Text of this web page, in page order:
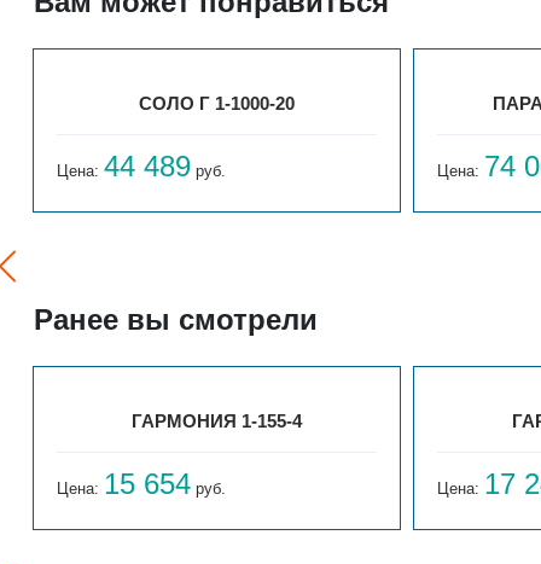
СОЛО Г 1-1000-20
Цена: 44 489 руб. Цена: 74
Ранее вы смотрели
ГАРМОНИЯ 1-155-4
Цена: 15 654 руб. Цена: 17